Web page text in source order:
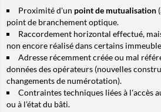
Proximité d'un point de mutualisation
point de branchement optique.
Raccordement horizontal effectué,
non encore réalisé dans certains
Adresse récemment créée ou mal
données des opérateurs (nouvelles
changements de numérotation).
Contraintes techniques liées à l'accès
ou à l'état du bâti.